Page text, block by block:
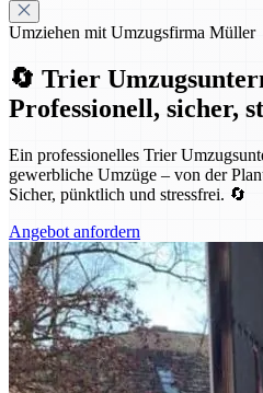
Umziehen mit Umzugsfirma Müller
🔄 Trier
Professionell, sicher,
Ein professionelles Trier
gewerbliche Umzüge – von der
Sicher, pünktlich und stressfrei. 🔄
Angebot anfordern